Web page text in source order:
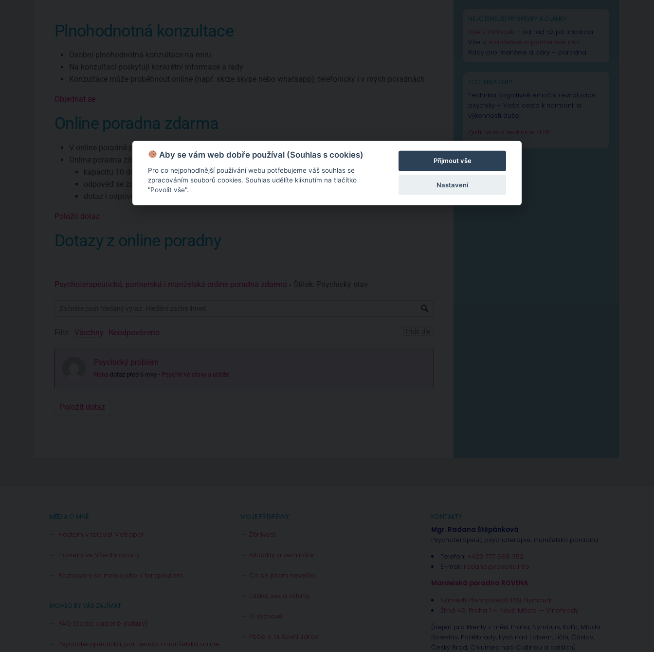
Plnohodnotná konzultace
Osobní plnohodnotná konzultace na míru
Na konzultaci poskytuji konkrétní informace a rady
Konzultace může proběhnout online (např. skrze skype nebo whatsapp), telefonicky i v mých poradnách
Objednat se
Online poradna zdarma
V online poradně poskytuji pouze všeobecné informace
Online poradna zdarma má omezení:
kapacitu 10 dotazů týdně
odpověď se zde objeví zhruba do týdne
dotaz i odpověď budou veřejné
Položit dotaz
Dotazy z online poradny
Psychoterapeutická, partnerská i manželská online poradna zdarma Štítek: Psychický stav
Filtr: Všechny Neodpovězeno
Psychický problém
Hana dotaz před 6 roky • Psychické stavy a obtíže
Položit dotaz
NEJČTENĚJŠÍ PŘÍSPĚVKY A ČLÁNKY
Vše k žárlivosti – od rad až po inspiraci
Vše o manželské a partnerské krizi
Rady pro manžele a páry – poradna
TECHNIKA KERP
Technika Kognitivně emoční revitalizace
psychiky – Vaše cesta k harmonii a
výkonnosti duše.
Zjistit více o technice KERP
MÉDIA O MNĚ
Hostem v televizi Metropol
Hostem ve Všechnopárty
Rozhovory se mnou jako s terapeutem
MOHLO BY VÁS ZAJÍMAT
FAQ (často kladené dotazy)
Psychoterapeutická, partnerská i manželská online
MOJE PŘÍSPĚVKY
Žárlivost
Aktuality a semináře
Co se jinam nevešlo
Láska, sex a vztahy
O výchově
Péče o duševní zdraví
KONTAKTY
Mgr. Radana Štěpánková
Psychoterapeut, psychoterapie, manželská poradna
Telefon: +420 777 588 352
E-mail: radana@rovena.info
Manželská poradna ROVENA
Náměstí Přemyslovců 169, Nymburk
Žitná 49, Praha 1 – Nové Město — Vinohrady
(nejen pro klienty z měst Praha, Nymburk, Kolín, Mladá
Boleslav, Poděbrady, Lysá nad Labem, Jíčín, Čáslav,
Český Brod, Chlumec nad Cidlinou a dalších)
Aby se vám web dobře používal (Souhlas s cookies)
Pro co nejpohodlnější používání webu potřebujeme váš souhlas se
zpracováním souborů cookies. Souhlas udělíte kliknutím na tlačítko
"Povolit vše".
Přijmout vše
Nastavení